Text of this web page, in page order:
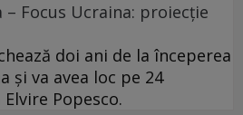
– Focus Ucraina: proiecție
doi ani de la începerea
și va avea loc pe 24
Popesco.